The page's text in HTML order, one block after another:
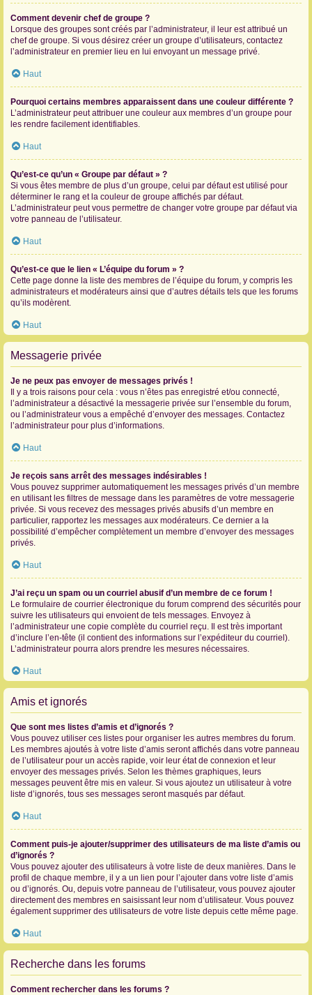
Comment devenir chef de groupe ?
Lorsque des groupes sont créés par l’administrateur, il leur est attribué un
chef de groupe. Si vous désirez créer un groupe d’utilisateurs, contactez
l’administrateur en premier lieu en lui envoyant un message privé.
Haut
Pourquoi certains membres apparaissent dans une couleur différente ?
L’administrateur peut attribuer une couleur aux membres d’un groupe pour
les rendre facilement identifiables.
Haut
Qu’est-ce qu’un « Groupe par défaut » ?
Si vous êtes membre de plus d’un groupe, celui par défaut est utilisé pour
déterminer le rang et la couleur de groupe affichés par défaut.
L’administrateur peut vous permettre de changer votre groupe par défaut via
votre panneau de l’utilisateur.
Haut
Qu’est-ce que le lien « L’équipe du forum » ?
Cette page donne la liste des membres de l’équipe du forum, y compris les
administrateurs et modérateurs ainsi que d’autres détails tels que les forums
qu’ils modèrent.
Haut
Messagerie privée
Je ne peux pas envoyer de messages privés !
Il y a trois raisons pour cela : vous n’êtes pas enregistré et/ou connecté,
l’administrateur a désactivé la messagerie privée sur l’ensemble du forum,
ou l’administrateur vous a empêché d’envoyer des messages. Contactez
l’administrateur pour plus d’informations.
Haut
Je reçois sans arrêt des messages indésirables !
Vous pouvez supprimer automatiquement les messages privés d’un membre
en utilisant les filtres de message dans les paramètres de votre messagerie
privée. Si vous recevez des messages privés abusifs d’un membre en
particulier, rapportez les messages aux modérateurs. Ce dernier a la
possibilité d’empêcher complètement un membre d’envoyer des messages
privés.
Haut
J’ai reçu un spam ou un courriel abusif d’un membre de ce forum !
Le formulaire de courrier électronique du forum comprend des sécurités pour
suivre les utilisateurs qui envoient de tels messages. Envoyez à
l’administrateur une copie complète du courriel reçu. Il est très important
d’inclure l’en-tête (il contient des informations sur l’expéditeur du courriel).
L’administrateur pourra alors prendre les mesures nécessaires.
Haut
Amis et ignorés
Que sont mes listes d’amis et d’ignorés ?
Vous pouvez utiliser ces listes pour organiser les autres membres du forum.
Les membres ajoutés à votre liste d’amis seront affichés dans votre panneau
de l’utilisateur pour un accès rapide, voir leur état de connexion et leur
envoyer des messages privés. Selon les thèmes graphiques, leurs
messages peuvent être mis en valeur. Si vous ajoutez un utilisateur à votre
liste d’ignorés, tous ses messages seront masqués par défaut.
Haut
Comment puis-je ajouter/supprimer des utilisateurs de ma liste d’amis ou
d’ignorés ?
Vous pouvez ajouter des utilisateurs à votre liste de deux manières. Dans le
profil de chaque membre, il y a un lien pour l’ajouter dans votre liste d’amis
ou d’ignorés. Ou, depuis votre panneau de l’utilisateur, vous pouvez ajouter
directement des membres en saisissant leur nom d’utilisateur. Vous pouvez
également supprimer des utilisateurs de votre liste depuis cette même page.
Haut
Recherche dans les forums
Comment rechercher dans les forums ?